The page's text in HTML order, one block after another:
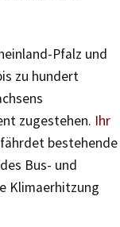
Pfalz und
zu hundert
zugestehen. Ihr
bestehende
Bus- und
Klimaerhitzung